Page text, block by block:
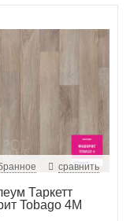
сравнить
Таркетт
Tobago 4M